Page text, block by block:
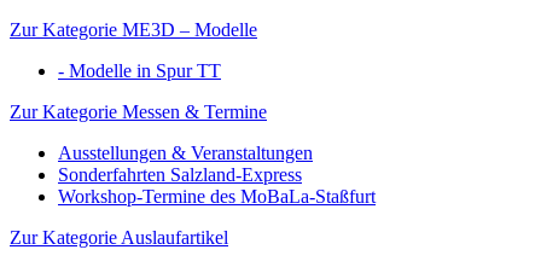
Zur Kategorie ME3D – Modelle
- Modelle in Spur TT
Zur Kategorie Messen & Termine
Ausstellungen & Veranstaltungen
Sonderfahrten Salzland-Express
Workshop-Termine des MoBaLa-Staßfurt
Zur Kategorie Auslaufartikel